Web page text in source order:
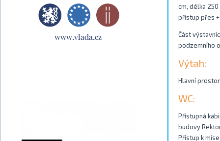
cm, délka
přístup přes
Část
podzemního
Výtah:
Hlavní
WC:
Přístupná
budovy
Přístup k